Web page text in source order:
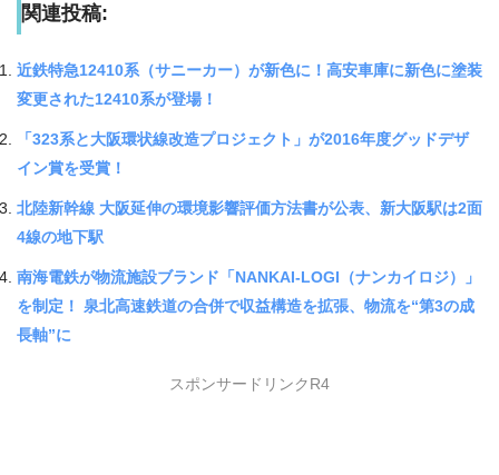
関連投稿:
近鉄特急12410系（サニーカー）が新色に！高安車庫に新色に塗装
変更された12410系が登場！
「323系と大阪環状線改造プロジェクト」が2016年度グッドデザ
イン賞を受賞！
北陸新幹線 大阪延伸の環境影響評価方法書が公表、新大阪駅は2面
4線の地下駅
南海電鉄が物流施設ブランド「NANKAI-LOGI（ナンカイロジ）」
を制定！ 泉北高速鉄道の合併で収益構造を拡張、物流を“第3の成
長軸”に
スポンサードリンクR4